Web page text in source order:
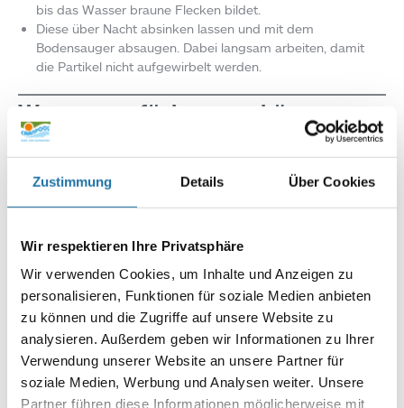
Zustimmung Details Über Cookies
Wir respektieren Ihre Privatsphäre
Wir verwenden Cookies, um Inhalte und Anzeigen zu
personalisieren, Funktionen für soziale Medien anbieten
zu können und die Zugriffe auf unsere Website zu
analysieren. Außerdem geben wir Informationen zu Ihrer
Verwendung unserer Website an unsere Partner für
soziale Medien, Werbung und Analysen weiter. Unsere
Partner führen diese Informationen möglicherweise mit
bis das Wasser braune Flecken bildet.
Diese über Nacht absinken lassen und mit dem
Bodensauger absaugen. Dabei langsam arbeiten, damit
die Partikel nicht aufgewirbelt werden.
Wasserverfärbungen können
auch andere Ursachen haben
Wasserverfärbungen können aber auch andere Gründe haben.
Wenn die Poolpflege z. B. nicht sorgfältig durchgeführt
unangenehm oder kommt Ihnen etwas merkwürdig vor?
Durch die fehlende Pflege könnten sich Algen, Bakterien und
Viren im Wasser vermehrt haben. In diesem Fall bitte den Pool
nicht mehr benutzen.
Wenn möglich, so reinigen Sie das Schwimmbad und die
Leitungen gründlich und befüllen den Pool neu. Bitte das
Schwimmbecken anschließend sorgfältig pflegen.